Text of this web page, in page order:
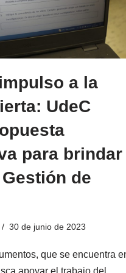
a la
UdeC
para brindar
de
30 de junio de 2023
que se encuentra
apoyar el trabajo del